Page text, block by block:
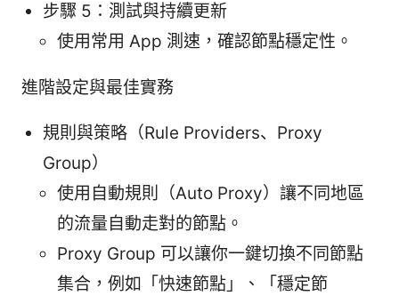
步驟 5：測試與持續更新
使用常用 App 測速，確認節點穩定性。
進階設定與最佳實務
規則與策略（Rule Providers、Proxy
Group）
使用自動規則（Auto Proxy）讓不同地區
的流量自動走對的節點。
Proxy Group 可以讓你一鍵切換不同節點
集合，例如「快速節點」、「穩定節